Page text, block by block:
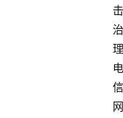
击
治
理
电
信
网